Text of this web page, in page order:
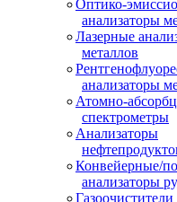
Оптико-
анализаторы
Лазерные
металлов
анализаторы
Атомно-
спектрометры
Анализаторы
Конвейерные/
анализаторы